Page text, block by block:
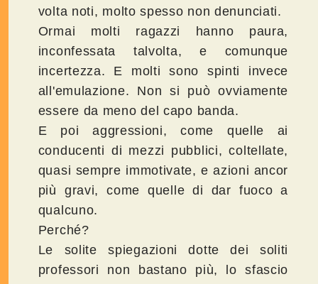
volta noti, molto spesso non denunciati.
Ormai molti ragazzi hanno paura,
inconfessata talvolta, e comunque
incertezza. E molti sono spinti invece
all'emulazione. Non si può ovviamente
essere da meno del capo banda.
E poi aggressioni, come quelle ai
conducenti di mezzi pubblici, coltellate,
quasi sempre immotivate, e azioni ancor
più gravi, come quelle di dar fuoco a
qualcuno.
Perché?
Le solite spiegazioni dotte dei soliti
professori non bastano più, lo sfascio